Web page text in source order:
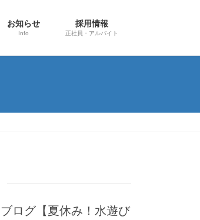
お知らせ
Info
採用情報
正社員・アルバイト
ブログ【夏休み！水遊び